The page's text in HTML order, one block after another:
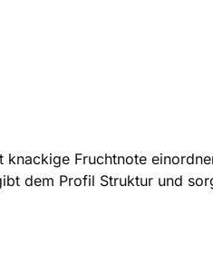
Fruchtnote
dem Profil Struktur und